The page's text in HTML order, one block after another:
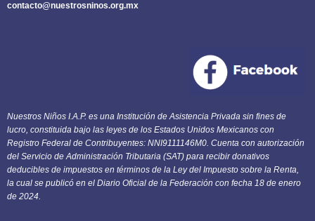
contacto@nuestrosninos.org.mx
Nuestros Niños I.A.P. es una Institución de Asistencia Privada sin fines de
lucro, constituida bajo las leyes de los Estados Unidos Mexicanos con
Registro Federal de Contribuyentes: NNI9111146M0. Cuenta con autorización
del Servicio de Administración Tributaria (SAT) para recibir donativos
deducibles de impuestos en términos de la Ley del Impuesto sobre la Renta,
la cual se publicó en el Diario Oficial de la Federación con fecha 18 de enero
de 2024.